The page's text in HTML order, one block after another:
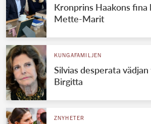
Jordanska kungahuset
Luxemburgska
Japanska kejsarhuset
Thailändska kungahuset
Kronprins Haakons fina
Mette-Marit
KUNGAFAMILJEN
Silvias desperata
Birgitta
ZNYHETER